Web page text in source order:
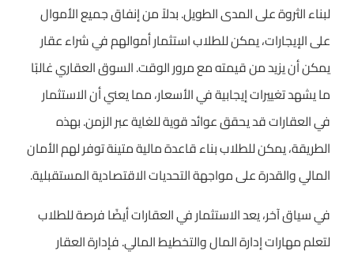
لبناء الثروة على المدى الطويل. بدلاً من إنفاق جميع الأموال
على الإيجارات، يمكن للطلاب استثمار أموالهم في شراء عقار
يمكن أن يزيد من قيمته مع مرور الوقت. السوق العقاري غالبًا
ما يشهد تغييرات إيجابية في الأسعار، مما يعني أن الاستثمار
في العقارات قد يحقق عوائد قوية للغاية عبر الزمن. بهذه
الطريقة، يمكن للطلاب بناء قاعدة مالية متينة توفر لهم الأمان
المالي والقدرة على مواجهة التحديات الاقتصادية المستقبلية.
في سياق آخر، يعد الاستثمار في العقارات أيضًا فرصة للطلاب
لتعلم مهارات إدارة المال والتخطيط المالي. فإدارة العقار